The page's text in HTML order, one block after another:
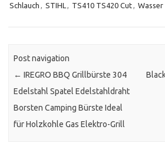
Schlauch , STIHL , TS410 TS420 Cut, Wasser
Post navigation
← IREGRO BBQ Grillbürste 304
Edelstahl Spatel Edelstahldraht
Borsten Camping Bürste Ideal
für Holzkohle Gas Elektro-Grill